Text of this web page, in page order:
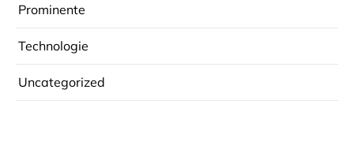
Prominente
Technologie
Uncategorized